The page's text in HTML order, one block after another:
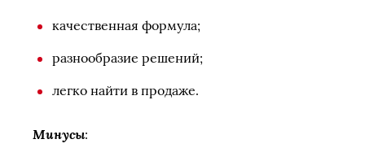
качественная формула;
разнообразие решений;
легко найти в продаже.
Минусы: